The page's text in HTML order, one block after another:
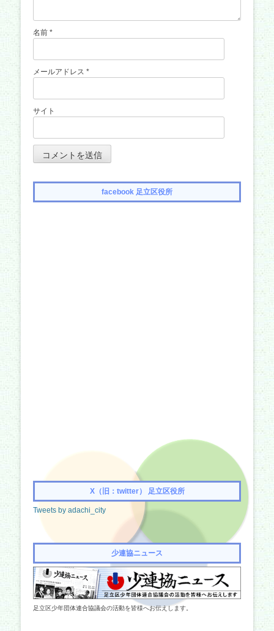
名前 *
メールアドレス *
サイト
facebook 足立区役所
X（旧：twitter） 足立区役所
Tweets by adachi_city
少連協ニュース
足立区少年団体連合協議会の活動を皆様へお伝えします。